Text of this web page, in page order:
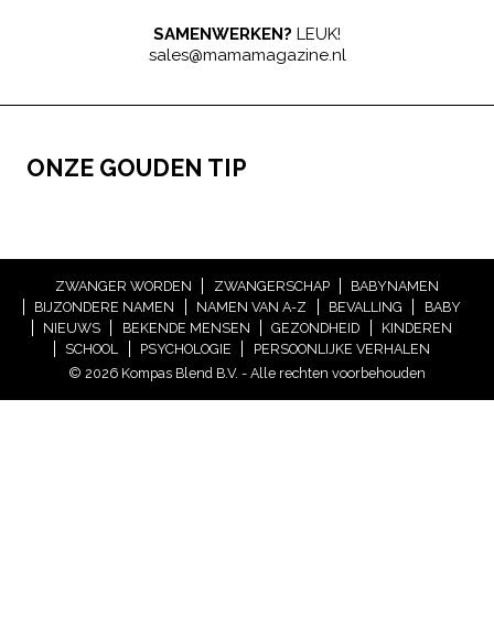
SAMENWERKEN? LEUK!
sales@mamamagazine.nl
ONZE GOUDEN TIP
ZWANGER WORDEN ZWANGERSCHAP
BABYNAMEN
BIJZONDERE NAMEN
NAMEN VAN A-Z BEVALLING
BABY
NIEUWS
BEKENDE MENSEN GEZONDHEID
KINDEREN
SCHOOL
PSYCHOLOGIE
PERSOONLIJKE VERHALEN
© 2026 Kompas Blend B.V. - Alle rechten voorbehouden